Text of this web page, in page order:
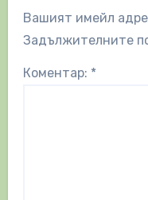
Вашият имейл
Задължителните
Коментар: *